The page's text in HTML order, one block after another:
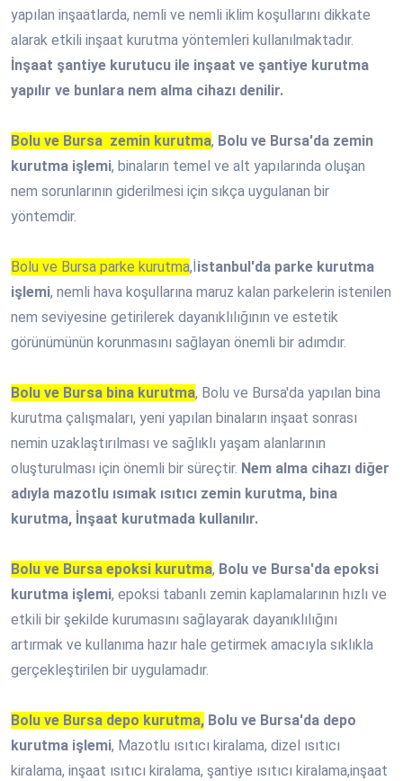
yapılan inşaatlarda, nemli ve nemli iklim koşullarını dikkate
alarak etkili inşaat kurutma yöntemleri kullanılmaktadır.
İnşaat şantiye kurutucu ile inşaat ve şantiye kurutma
yapılır ve bunlara nem alma cihazı denilir.
Bolu ve Bursa zemin kurutma, Bolu ve Bursa'da zemin
kurutma işlemi, binaların temel ve alt yapılarında oluşan
nem sorunlarının giderilmesi için sıkça uygulanan bir
yöntemdir.
Bolu ve Bursa parke kurutma,İ istanbul'da parke kurutma
işlemi, nemli hava koşullarına maruz kalan parkelerin istenilen
nem seviyesine getirilerek dayanıklılığının ve estetik
görünümünün korunmasını sağlayan önemli bir adımdır.
Bolu ve Bursa bina kurutma, Bolu ve Bursa'da yapılan bina
kurutma çalışmaları, yeni yapılan binaların inşaat sonrası
nemin uzaklaştırılması ve sağlıklı yaşam alanlarının
oluşturulması için önemli bir süreçtir. Nem alma cihazı diğer
adıyla mazotlu ısımak ısıtıcı zemin kurutma, bina
kurutma, İnşaat kurutmada kullanılır.
Bolu ve Bursa epoksi kurutma, Bolu ve Bursa'da epoksi
kurutma işlemi, epoksi tabanlı zemin kaplamalarının hızlı ve
etkili bir şekilde kurumasını sağlayarak dayanıklılığını
artırmak ve kullanıma hazır hale getirmek amacıyla sıklıkla
gerçekleştirilen bir uygulamadır.
Bolu ve Bursa depo kurutma, Bolu ve Bursa'da depo
kurutma işlemi, Mazotlu ısıtıcı kiralama, dizel ısıtıcı
kiralama, inşaat ısıtıcı kiralama, şantiye ısıtıcı kiralama,inşaat